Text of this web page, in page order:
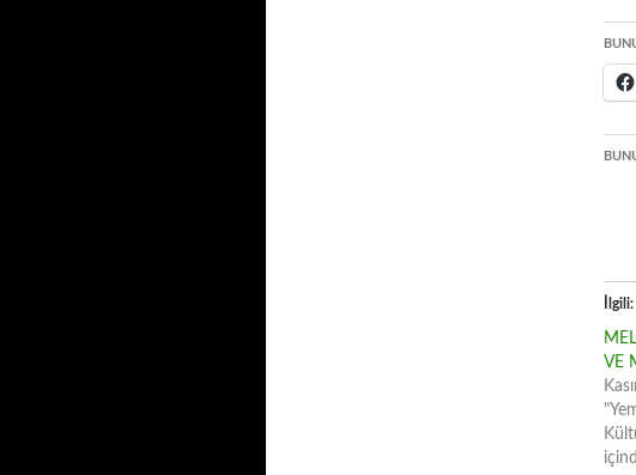
İlgili
VE